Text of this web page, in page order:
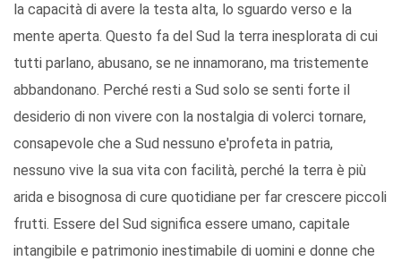
la capacità di avere la testa alta, lo sguardo verso e la
mente aperta. Questo fa del Sud la terra inesplorata di cui
tutti parlano, abusano, se ne innamorano, ma tristemente
abbandonano. Perché resti a Sud solo se senti forte il
desiderio di non vivere con la nostalgia di volerci tornare,
consapevole che a Sud nessuno e'profeta in patria,
nessuno vive la sua vita con facilità, perché la terra è più
arida e bisognosa di cure quotidiane per far crescere piccoli
frutti. Essere del Sud significa essere umano, capitale
intangibile e patrimonio inestimabile di uomini e donne che